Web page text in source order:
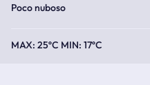
Poco nuboso
25ºC 17ºC